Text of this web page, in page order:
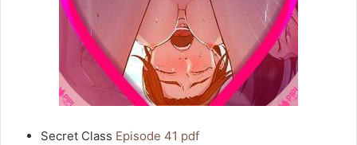
Secret Class Episode 41 pdf